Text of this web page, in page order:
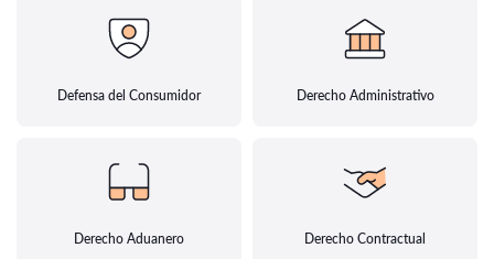
Defensa del Consumidor Derecho Administrativo
Derecho Aduanero Derecho Contractual